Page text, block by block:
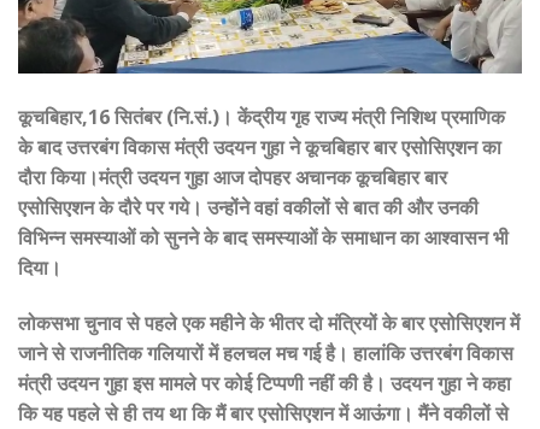
कूचबिहार,16 सितंबर (नि.सं.)। केंद्रीय गृह राज्य मंत्री निशिथ प्रमाणिक
के बाद उत्तरबंग विकास मंत्री उदयन गुहा ने कूचबिहार बार एसोसिएशन का
दौरा किया।मंत्री उदयन गुहा आज दोपहर अचानक कूचबिहार बार
एसोसिएशन के दौरे पर गये। उन्होंने वहां वकीलों से बात की और उनकी
विभिन्न समस्याओं को सुनने के बाद समस्याओं के समाधान का आश्वासन भी
दिया।
लोकसभा चुनाव से पहले एक महीने के भीतर दो मंत्रियों के बार एसोसिएशन में
जाने से राजनीतिक गलियारों में हलचल मच गई है। हालांकि उत्तरबंग विकास
मंत्री उदयन गुहा इस मामले पर कोई टिप्पणी नहीं की है। उदयन गुहा ने कहा
कि यह पहले से ही तय था कि मैं बार एसोसिएशन में आऊंगा। मैंने वकीलों से